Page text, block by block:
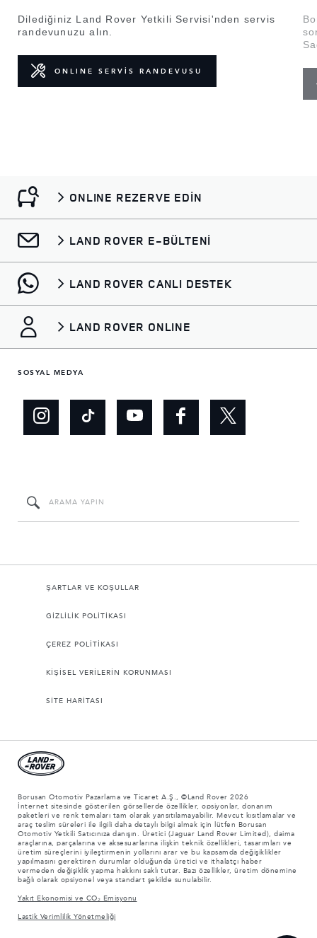
Dilediğiniz Land Rover Yetkili Servisi'nden servis
randevunuzu alın.
ONLINE SERVİS RANDEVUSU
ONLINE REZERVE EDİN
LAND ROVER E-BÜLTENİ
LAND ROVER CANLI DESTEK
LAND ROVER ONLINE
SOSYAL MEDYA
ŞARTLAR VE KOŞULLAR
GİZLİLİK POLİTİKASI
ÇEREZ POLİTİKASI
KİŞİSEL VERİLERİN KORUNMASI
SİTE HARİTASI
Borusan Otomotiv Pazarlama ve Ticaret A.Ş., ©Land Rover 2026
İnternet sitesinde gösterilen görsellerde özellikler, opsiyonlar, donanım
paketleri ve renk temaları tam olarak yansıtılamayabilir. Mevcut kısıtlamalar ve
araç teslim süreleri ile ilgili daha detaylı bilgi almak için lütfen Borusan
Otomotiv Yetkili Satıcınıza danışın. Üretici (Jaguar Land Rover Limited), daima
araçlarına, parçalarına ve aksesuarlarına ilişkin teknik özellikleri, tasarımları ve
üretim süreçlerini iyileştirmenin yollarını arar ve bu kapsamda değişiklikler
yapılmasını gerektiren durumlar olduğunda üretici ve ithalatçı haber
vermeden değişiklik yapma hakkını saklı tutar. Bazı özellikler, üretim dönemine
bağlı olarak opsiyonel veya standart şekilde sunulabilir.
Yakıt Ekonomisi ve CO₂ Emisyonu
Lastik Verimlilik Yönetmeliği